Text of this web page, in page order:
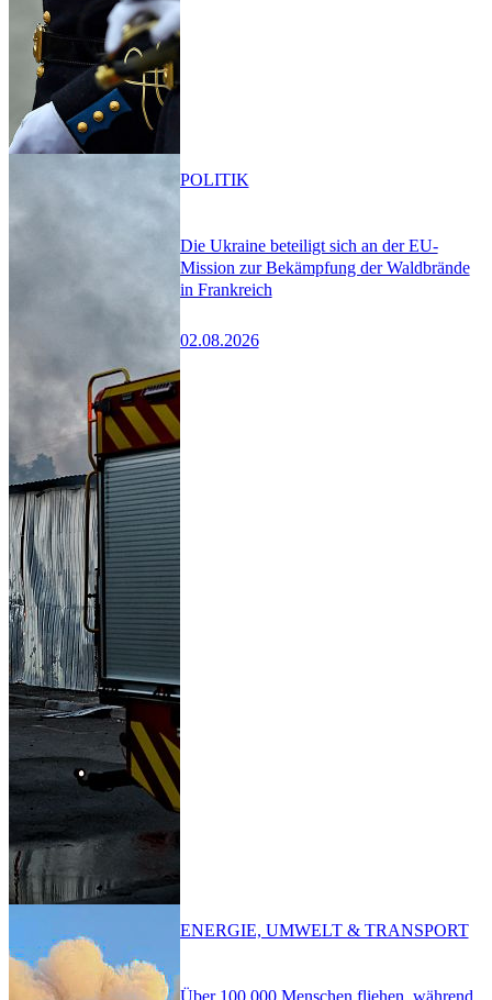
Die Ukraine beteiligt sich an der EU-
Mission zur Bekämpfung der Waldbrände
in Frankreich
02.08.2026
POLITIK
ENERGIE, UMWELT & TRANSPORT